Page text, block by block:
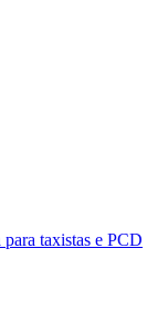
taxistas e PCD